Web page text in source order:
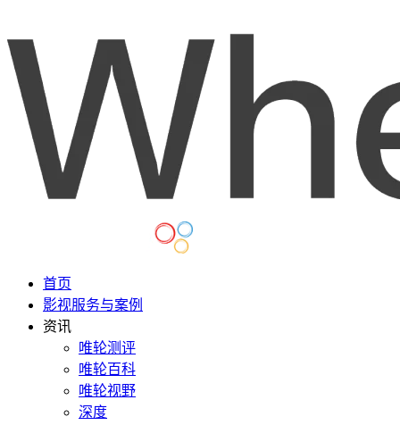
首页
影视服务与案例
资讯
唯轮测评
唯轮百科
唯轮视野
深度